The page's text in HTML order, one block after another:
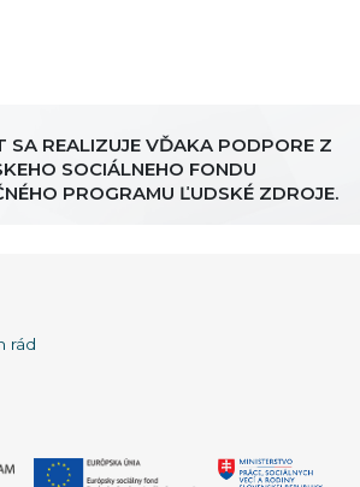
SA REALIZUJE VĎAKA PODPORE Z
SOCIÁLNEHO FONDU
PROGRAMU ĽUDSKÉ ZDROJE.
rád